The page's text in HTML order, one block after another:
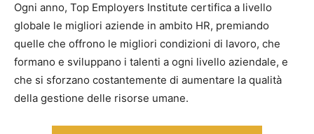
Ogni anno, Top Employers Institute certifica a livello
globale le migliori aziende in ambito HR, premiando
quelle che offrono le migliori condizioni di lavoro, che
formano e sviluppano i talenti a ogni livello aziendale, e
che si sforzano costantemente di aumentare la qualità
della gestione delle risorse umane.